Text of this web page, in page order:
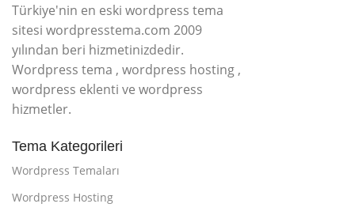
Türkiye'nin en eski wordpress tema
sitesi wordpresstema.com 2009
yılından beri hizmetinizdedir.
Wordpress tema , wordpress hosting ,
wordpress eklenti ve wordpress
hizmetler.
Tema Kategorileri
Wordpress Temaları
Wordpress Hosting